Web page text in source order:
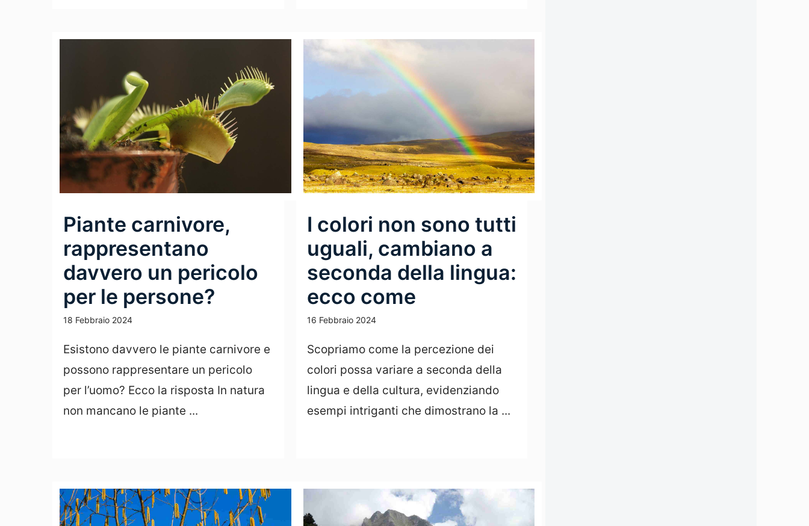
Piante carnivore,
rappresentano
davvero un pericolo
per le persone?
18 Febbraio 2024
Esistono davvero le piante carnivore e
possono rappresentare un pericolo
per l’uomo? Ecco la risposta In natura
non mancano le piante ...
I colori non sono tutti
uguali, cambiano a
seconda della lingua:
ecco come
16 Febbraio 2024
Scopriamo come la percezione dei
colori possa variare a seconda della
lingua e della cultura, evidenziando
esempi intriganti che dimostrano la ...